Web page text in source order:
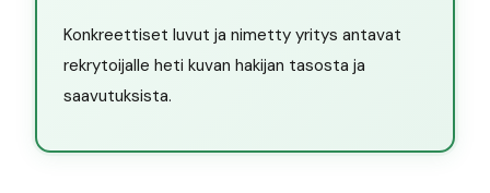
Konkreettiset luvut ja nimetty yritys antavat
rekrytoijalle heti kuvan hakijan tasosta ja
saavutuksista.